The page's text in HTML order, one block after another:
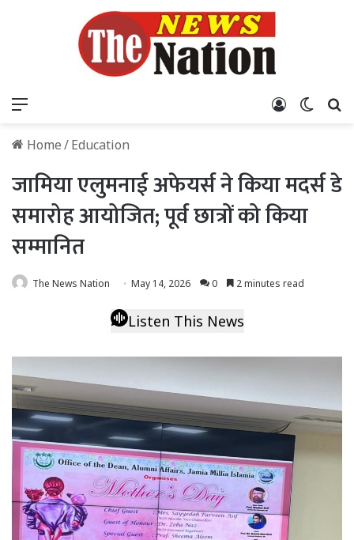
Log In
Home/Education
जामिया एलुमनाई अफेयर्स ने किया मदर्स डे
समारोह आयोजित; पूर्व छात्रों को किया
सम्मानित
The News Nation May 14, 2026 0 2 minutes read
Listen This News